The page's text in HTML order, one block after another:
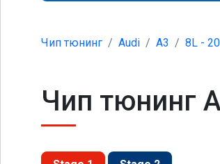
Чип тюнинг Audi A3 8L -
Чип тюнинг